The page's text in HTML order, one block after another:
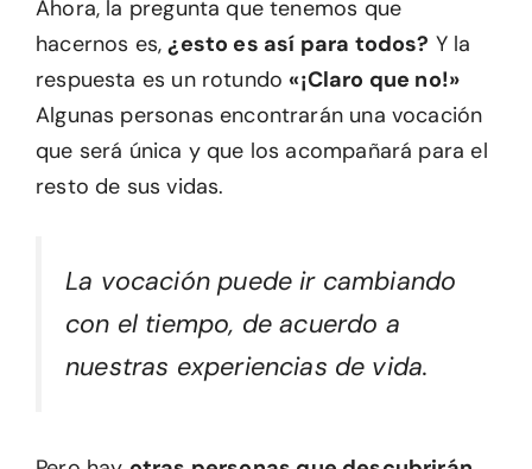
Ahora, la pregunta que tenemos que
hacernos es,¿esto es así para todos? Y la
respuesta es un rotundo«¡Claro que no!»
Algunas personas encontrarán una vocación
que será única y que los acompañará para el
resto de sus vidas.
La vocación puede ir cambiando
con el tiempo, de acuerdo a
nuestras experiencias de vida.